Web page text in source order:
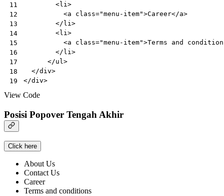
11
12
13
14
15
16
17
18
19
<li>
<a class="menu-item">Career</a>
</ li>
<li>
<a class="menu-item">Terms and
</ li>
</ul>
</div>
</div>
View Code
Posisi Popover Tengah Akhir
Click here
About Us
Contact Us
Career
Terms and conditions